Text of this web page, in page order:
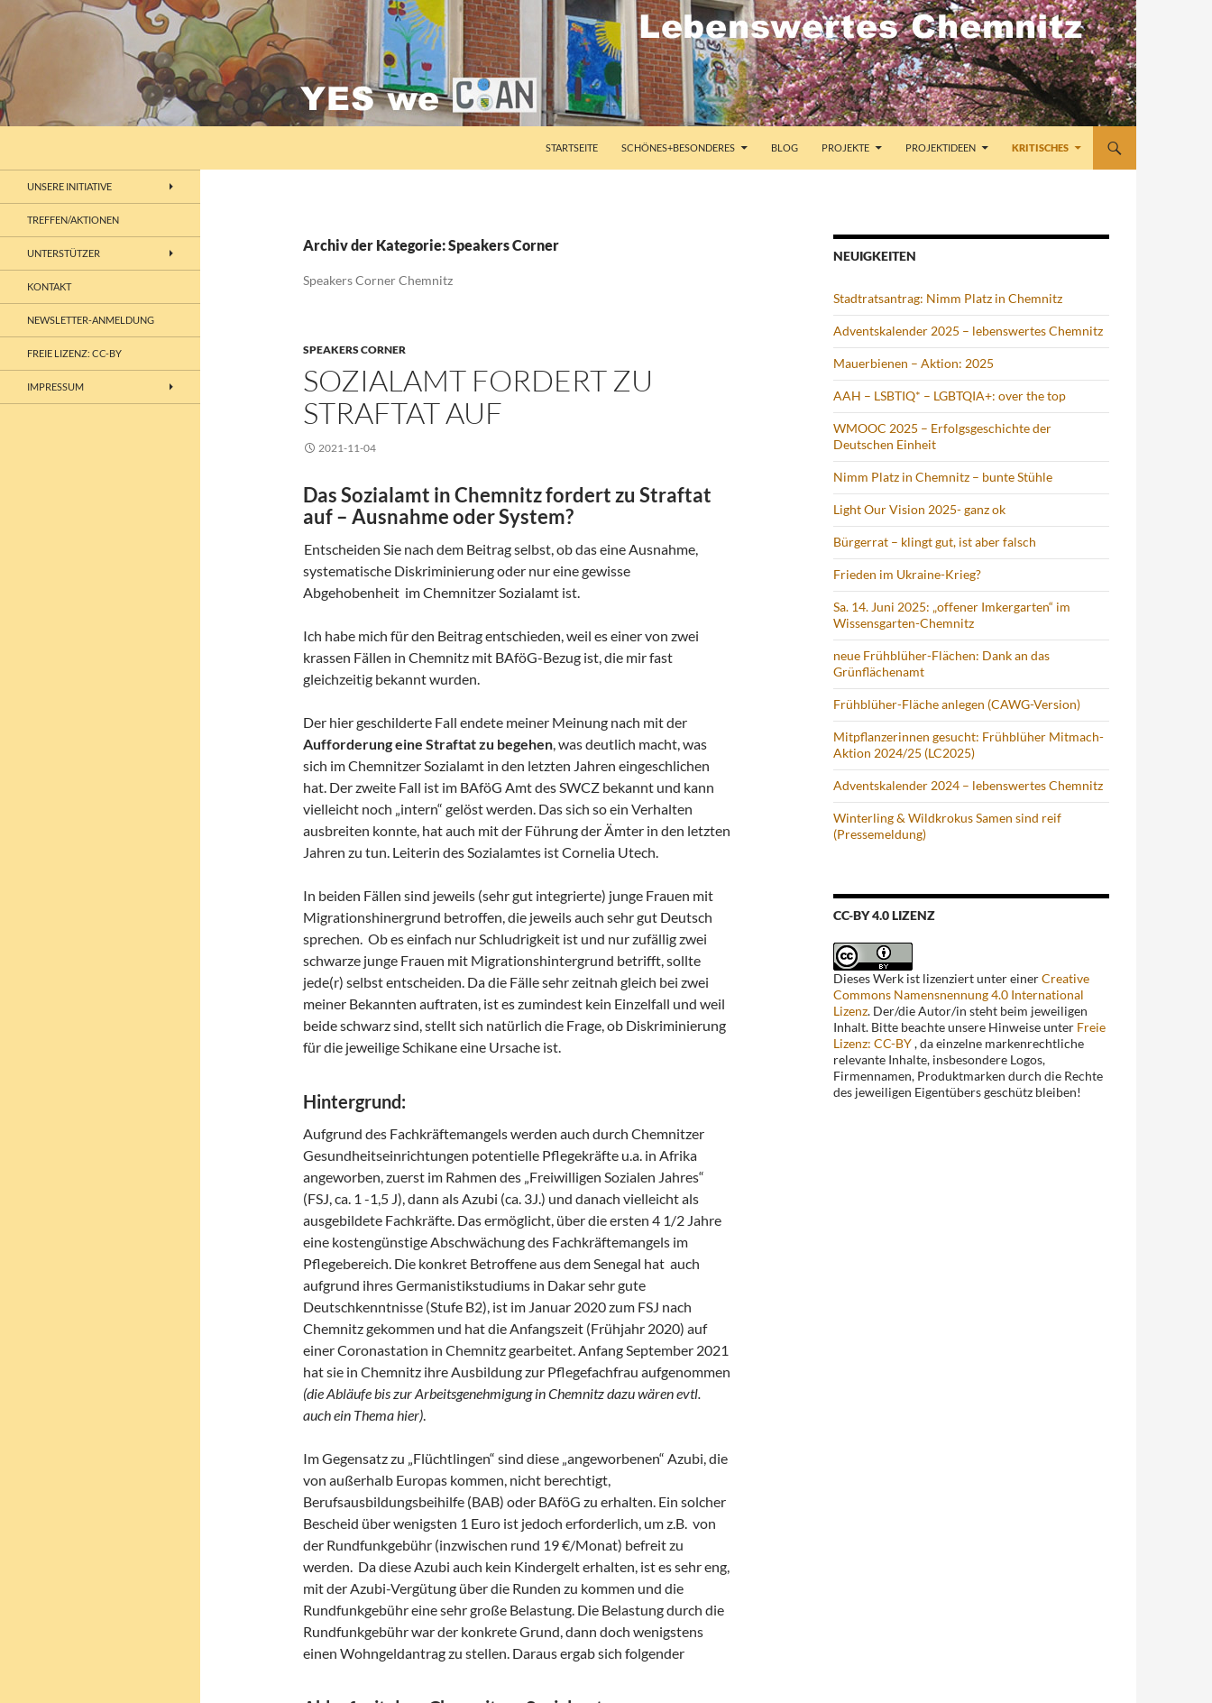
Inhalt
springen
STARTSEITE SCHÖNES+BESONDERES BLOG PROJEKTE PROJEKTIDEEN KRITISCHES
Archiv der Kategorie: Speakers Corner
Speakers Corner Chemnitz
SPEAKERS CORNER
SOZIALAMT FORDERT ZU
STRAFTAT AUF
2021-11-04
Das Sozialamt in Chemnitz fordert zu Straftat
auf – Ausnahme oder System?
Entscheiden Sie nach dem Beitrag selbst, ob das eine Ausnahme,
systematische Diskriminierung oder nur eine gewisse
Abgehobenheit im Chemnitzer Sozialamt ist.
Ich habe mich für den Beitrag entschieden, weil es einer von zwei
krassen Fällen in Chemnitz mit BAföG-Bezug ist, die mir fast
gleichzeitig bekannt wurden.
Der hier geschilderte Fall endete meiner Meinung nach mit der
Aufforderung eine Straftat zu begehen, was deutlich macht, was
sich im Chemnitzer Sozialamt in den letzten Jahren eingeschlichen
hat. Der zweite Fall ist im BAföG Amt des SWCZ bekannt und kann
vielleicht noch „intern“ gelöst werden. Das sich so ein Verhalten
ausbreiten konnte, hat auch mit der Führung der Ämter in den letzten
Jahren zu tun. Leiterin des Sozialamtes ist Cornelia Utech.
In beiden Fällen sind jeweils (sehr gut integrierte) junge Frauen mit
Migrationshinergrund betroffen, die jeweils auch sehr gut Deutsch
sprechen. Ob es einfach nur Schludrigkeit ist und nur zufällig zwei
schwarze junge Frauen mit Migrationshintergrund betrifft, sollte
jede(r) selbst entscheiden. Da die Fälle sehr zeitnah gleich bei zwei
meiner Bekannten auftraten, ist es zumindest kein Einzelfall und weil
beide schwarz sind, stellt sich natürlich die Frage, ob Diskriminierung
für die jeweilige Schikane eine Ursache ist.
Hintergrund:
Aufgrund des Fachkräftemangels werden auch durch Chemnitzer
Gesundheitseinrichtungen potentielle Pflegekräfte u.a. in Afrika
angeworben, zuerst im Rahmen des „Freiwilligen Sozialen Jahres“
(FSJ, ca. 1 -1,5 J), dann als Azubi (ca. 3J.) und danach vielleicht als
ausgebildete Fachkräfte. Das ermöglicht, über die ersten 4 1/2 Jahre
eine kostengünstige Abschwächung des Fachkräftemangels im
Pflegebereich. Die konkret Betroffene aus dem Senegal hat auch
aufgrund ihres Germanistikstudiums in Dakar sehr gute
Deutschkenntnisse (Stufe B2), ist im Januar 2020 zum FSJ nach
Chemnitz gekommen und hat die Anfangszeit (Frühjahr 2020) auf
einer Coronastation in Chemnitz gearbeitet. Anfang September 2021
hat sie in Chemnitz ihre Ausbildung zur Pflegefachfrau aufgenommen
(die Abläufe bis zur Arbeitsgenehmigung in Chemnitz dazu wären evtl.
auch ein Thema hier).
Im Gegensatz zu „Flüchtlingen“ sind diese „angeworbenen“ Azubi, die
von außerhalb Europas kommen, nicht berechtigt,
Berufsausbildungsbeihilfe (BAB) oder BAföG zu erhalten. Ein solcher
Bescheid über wenigsten 1 Euro ist jedoch erforderlich, um z.B. von
der Rundfunkgebühr (inzwischen rund 19 €/Monat) befreit zu
werden. Da diese Azubi auch kein Kindergelt erhalten, ist es sehr eng,
mit der Azubi-Vergütung über die Runden zu kommen und die
Rundfunkgebühr eine sehr große Belastung. Die Belastung durch die
Rundfunkgebühr war der konkrete Grund, dann doch wenigstens
einen Wohngeldantrag zu stellen. Daraus ergab sich folgender
NEUIGKEITEN
Stadtratsantrag: Nimm Platz in Chemnitz
Adventskalender 2025 – lebenswertes Chemnitz
Mauerbienen – Aktion: 2025
AAH – LSBTIQ* – LGBTQIA+: over the top
WMOOC 2025 – Erfolgsgeschichte der
Deutschen Einheit
Nimm Platz in Chemnitz – bunte Stühle
Light Our Vision 2025- ganz ok
Bürgerrat – klingt gut, ist aber falsch
Frieden im Ukraine-Krieg?
Sa. 14. Juni 2025: „offener Imkergarten“ im
Wissensgarten-Chemnitz
neue Frühblüher-Flächen: Dank an das
Grünflächenamt
Frühblüher-Fläche anlegen (CAWG-Version)
Mitpflanzerinnen gesucht: Frühblüher Mitmach-
Aktion 2024/25 (LC2025)
Adventskalender 2024 – lebenswertes Chemnitz
Winterling & Wildkrokus Samen sind reif
(Pressemeldung)
CC-BY 4.0 LIZENZ
Dieses Werk ist lizenziert unter einerCreative
Commons Namensnennung 4.0 International
Lizenz. Der/die Autor/in steht beim jeweiligen
Inhalt. Bitte beachte unsere Hinweise unter Freie
Lizenz: CC-BY, da einzelne markenrechtliche
relevante Inhalte, insbesondere Logos,
Firmennamen, Produktmarken durch die Rechte
des jeweiligen Eigentübers geschütz bleiben!
UNSERE INITIATIVE
TREFFEN/AKTIONEN
UNTERSTÜTZER
KONTAKT
NEWSLETTER-ANMELDUNG
FREIE LIZENZ: CC-BY
IMPRESSUM